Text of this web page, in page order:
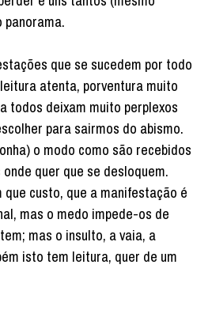
que se sucedem por todo
atenta, porventura muito
todos deixam muito perplexos
para sairmos do abismo.
o modo como são recebidos
quer que se desloquem.
que custo, que a manifestação é
mas o medo impede-os de
mas o insulto, a vaia, a
isto tem leitura, quer de um